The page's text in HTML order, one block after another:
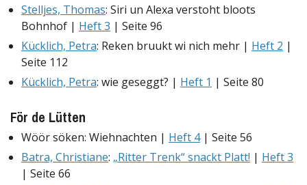
Stelljes, Thomas: Siri un Alexa verstoht bloots
Bohnhof | Heft 3 | Seite 96
Kücklich, Petra: Reken bruukt wi nich mehr | Heft 2 |
Seite 112
Kücklich, Petra: wie geseggt? | Heft 1 | Seite 80
För de Lütten
Wöör söken: Wiehnachten | Heft 4| Seite 56
Batra, Christiane: „Ritter Trenk“ snackt Platt! | Heft 3
| Seite 66